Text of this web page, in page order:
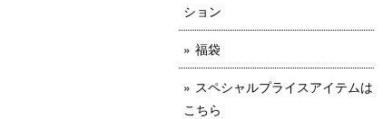
ション
福袋
スペシャルプライスアイテムは
こちら